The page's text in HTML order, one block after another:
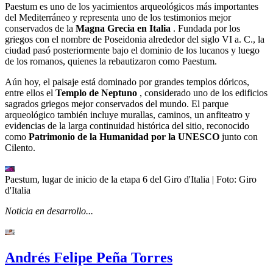
Paestum es uno de los yacimientos arqueológicos más importantes
del Mediterráneo y representa uno de los testimonios mejor
conservados de la Magna Grecia en Italia . Fundada por los
griegos con el nombre de Poseidonia alrededor del siglo VI a. C., la
ciudad pasó posteriormente bajo el dominio de los lucanos y luego
de los romanos, quienes la rebautizaron como Paestum.
Aún hoy, el paisaje está dominado por grandes templos dóricos,
entre ellos el Templo de Neptuno , considerado uno de los edificios
sagrados griegos mejor conservados del mundo. El parque
arqueológico también incluye murallas, caminos, un anfiteatro y
evidencias de la larga continuidad histórica del sitio, reconocido
como Patrimonio de la Humanidad por la UNESCO junto con
Cilento.
Paestum, lugar de inicio de la etapa 6 del Giro d'Italia | Foto: Giro
d'Italia
Noticia en desarrollo...
Andrés Felipe Peña Torres